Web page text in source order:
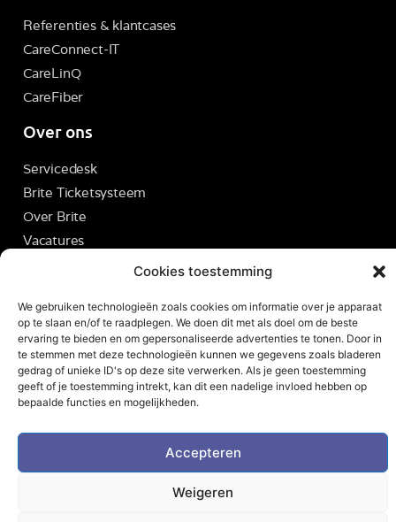
Cookies toestemming
We gebruiken technologieën zoals cookies om informatie over je apparaat
op te slaan en/of te raadplegen. We doen dit met als doel om de beste
ervaring te bieden en om gepersonaliseerde advertenties te tonen. Door in
te stemmen met deze technologieën kunnen we gegevens zoals bladeren
gedrag of unieke ID's op deze site verwerken. Als je geen toestemming
geeft of je toestemming intrekt, kan dit een nadelige invloed hebben op
bepaalde functies en mogelijkheden.
Accepteren
Weigeren
Referenties & klantcases
CareConnect-IT
CareLinQ
CareFiber
Over ons
Servicedesk
Brite Ticketsysteem
Over Brite
Vacatures
© 2026 - Alle rechten voorbehouden